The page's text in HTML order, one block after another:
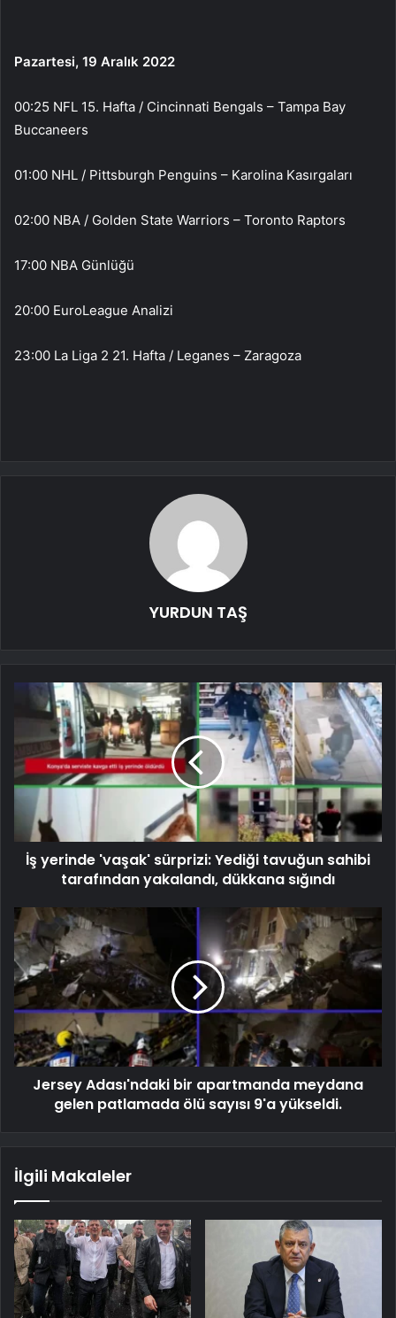
Pazartesi, 19 Aralık 2022
00:25 NFL 15. Hafta / Cincinnati Bengals – Tampa Bay
Buccaneers
01:00 NHL / Pittsburgh Penguins – Karolina Kasırgaları
02:00 NBA / Golden State Warriors – Toronto Raptors
17:00 NBA Günlüğü
20:00 EuroLeague Analizi
23:00 La Liga 2 21. Hafta / Leganes – Zaragoza
YURDUN TAŞ
İş yerinde 'vaşak' sürprizi: Yediği tavuğun sahibi
tarafından yakalandı, dükkana sığındı
Jersey Adası'ndaki bir apartmanda meydana
gelen patlamada ölü sayısı 9'a yükseldi.
İlgili Makaleler